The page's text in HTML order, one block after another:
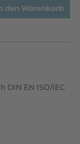
den Warenkorb
DIN EN ISO/IEC